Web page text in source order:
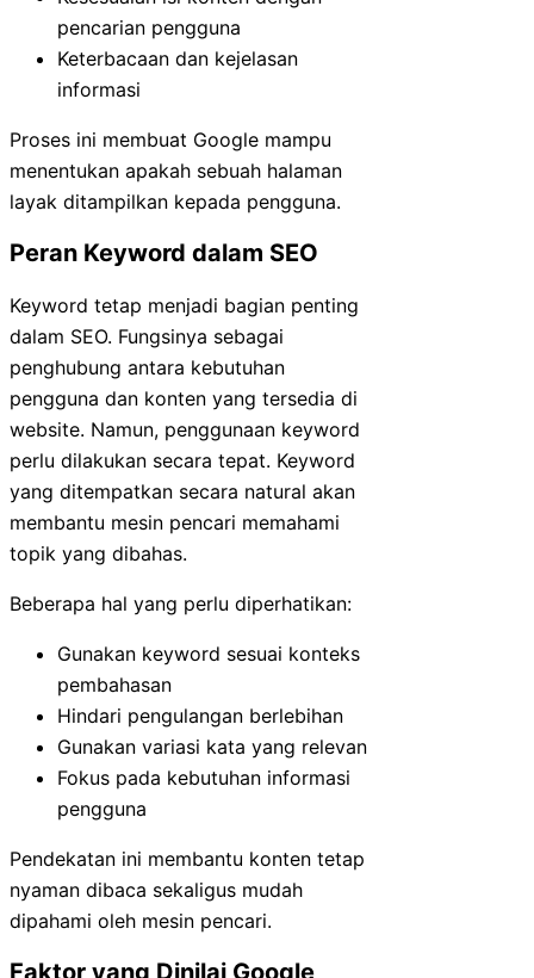
pencarian pengguna
Keterbacaan dan kejelasan
informasi
Proses ini membuat Google mampu
menentukan apakah sebuah halaman
layak ditampilkan kepada pengguna.
Peran Keyword dalam SEO
Keyword tetap menjadi bagian penting
dalam SEO. Fungsinya sebagai
penghubung antara kebutuhan
pengguna dan konten yang tersedia di
website. Namun, penggunaan keyword
perlu dilakukan secara tepat. Keyword
yang ditempatkan secara natural akan
membantu mesin pencari memahami
topik yang dibahas.
Beberapa hal yang perlu diperhatikan:
Gunakan keyword sesuai konteks
pembahasan
Hindari pengulangan berlebihan
Gunakan variasi kata yang relevan
Fokus pada kebutuhan informasi
pengguna
Pendekatan ini membantu konten tetap
nyaman dibaca sekaligus mudah
dipahami oleh mesin pencari.